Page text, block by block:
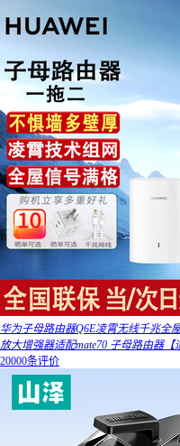
华为子母路由器Q6E凌霄无线千兆全
放大增强器适配mate70 子母路由器
20000条评价